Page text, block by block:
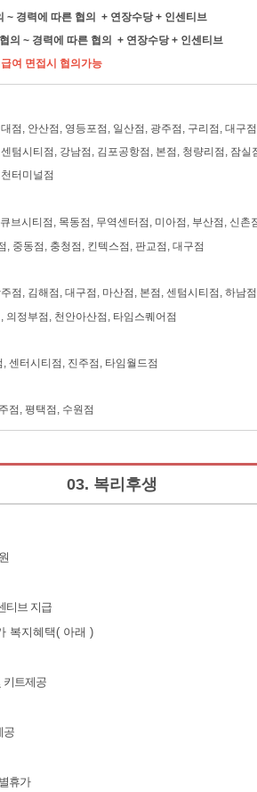
~ 경력에 따른 협의 + 연장수당 + 인센티브
의 ~ 경력에 따른 협의 + 연장수당 + 인센티브
여 면접시 협의가능
점, 안산점, 영등포점, 일산점, 광주점, 구리점, 대구
텀시티점, 강남점, 김포공항점, 본점, 청량리점, 잠실
터미널점
브시티점, 목동점, 무역센터점, 미아점, 부산점, 신촌
, 중동점, 충청점, 킨텍스점, 판교점, 대구점
점, 김해점, 대구점, 마산점, 본점, 센텀시티점, 하남점
의정부점, 천안아산점, 타임스퀘어점
센터시티점, 진주점, 타임월드점
점, 평택점, 수원점
03. 복리후생
티브 지급
복지혜택( 아래 )
키트제공
공
휴가